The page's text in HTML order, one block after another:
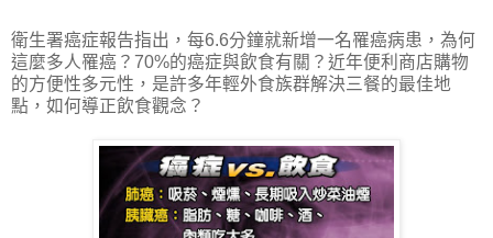
衛生署癌症報告指出，每6.6分鐘就新增一名罹癌病患，為何
這麼多人罹癌？70%的癌症與飲食有關？近年便利商店購物
的方便性多元性，是許多年輕外食族群解決三餐的最佳地
點，如何導正飲食觀念？